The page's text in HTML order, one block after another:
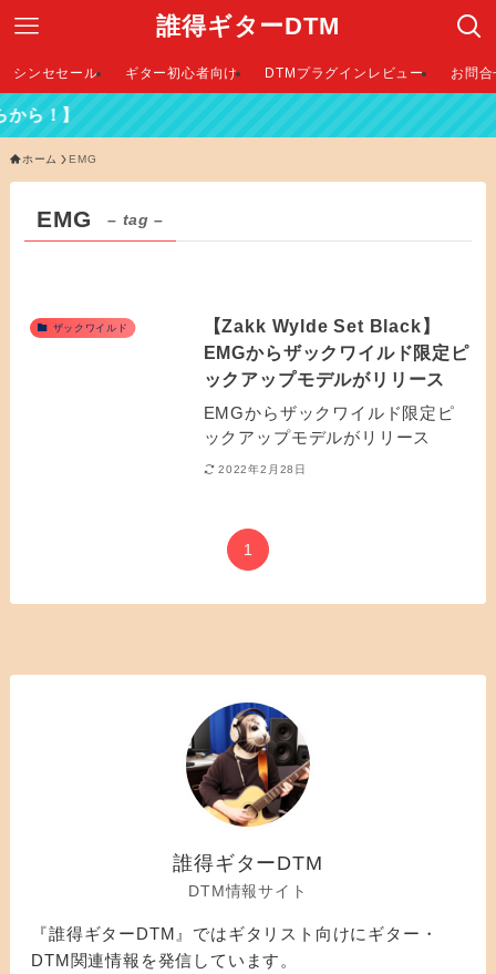
誰得ギターDTM
シンセセール ギター初心者向け DTMプラグインレビュー お問
！】
ホーム EMG
EMG – tag –
ザックワイルド
【Zakk Wylde Set Black】
EMGからザックワイルド限定ピ
ックアップモデルがリリース
EMGからザックワイルド限定ピ
ックアップモデルがリリース
2022年2月28日
1
誰得ギターDTM
DTM情報サイト
『誰得ギターDTM』ではギタリスト向けにギター・
DTM関連情報を発信しています。